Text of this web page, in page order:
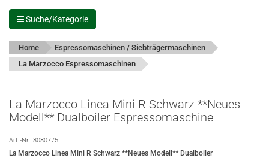
Suche/Kategorie
Home
Espressomaschinen / Siebträgermaschinen
La Marzocco Espressomaschinen
La Marzocco Linea Mini R Schwarz **Neues
Modell** Dualboiler Espressomaschine
Art.-Nr.: 8080775
La Marzocco Linea Mini R Schwarz **Neues Modell** Dualboiler